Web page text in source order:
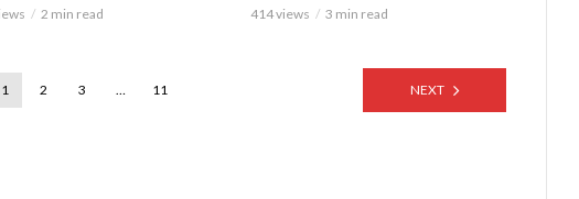
2 min read 414 views 3 min read
1 2 3 … 11 NEXT